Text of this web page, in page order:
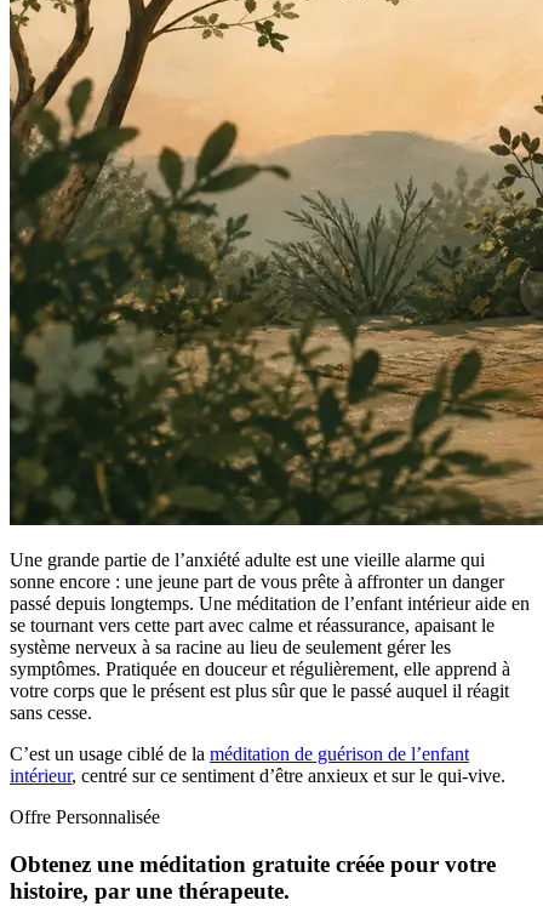
Une grande partie de l’anxiété adulte est une vieille alarme qui
sonne encore : une jeune part de vous prête à affronter un danger
passé depuis longtemps. Une méditation de l’enfant intérieur aide en
se tournant vers cette part avec calme et réassurance, apaisant le
système nerveux à sa racine au lieu de seulement gérer les
symptômes. Pratiquée en douceur et régulièrement, elle apprend à
votre corps que le présent est plus sûr que le passé auquel il réagit
sans cesse.
C’est un usage ciblé de la méditation de guérison de l’enfant
intérieur, centré sur ce sentiment d’être anxieux et sur le qui-vive.
Offre Personnalisée
Obtenez une méditation gratuite créée pour votre
histoire, par une thérapeute.